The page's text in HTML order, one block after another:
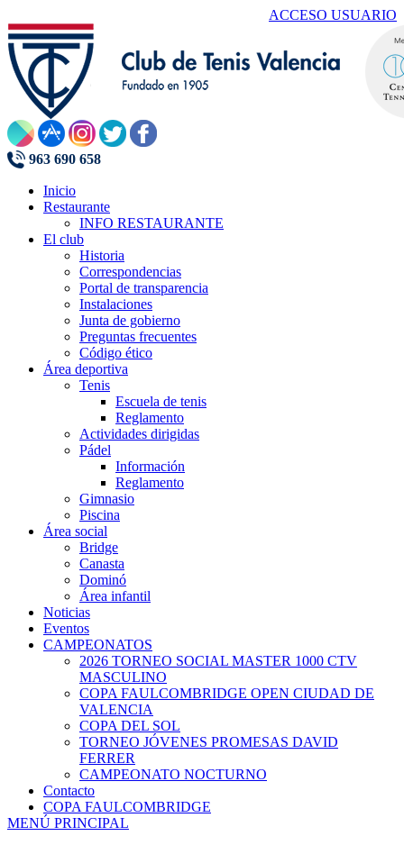
ACCESO USUARIO
963 690 658
Inicio
Restaurante
INFO RESTAURANTE
El club
Historia
Correspondencias
Portal de transparencia
Instalaciones
Junta de gobierno
Preguntas frecuentes
Código ético
Área deportiva
Tenis
Escuela de tenis
Reglamento
Actividades dirigidas
Pádel
Información
Reglamento
Gimnasio
Piscina
Área social
Bridge
Canasta
Dominó
Área infantil
Noticias
Eventos
CAMPEONATOS
2026 TORNEO SOCIAL MASTER 1000 CTV
MASCULINO
COPA FAULCOMBRIDGE OPEN CIUDAD DE
VALENCIA
COPA DEL SOL
TORNEO JÓVENES PROMESAS DAVID
FERRER
CAMPEONATO NOCTURNO
Contacto
COPA FAULCOMBRIDGE
MENÚ PRINCIPAL